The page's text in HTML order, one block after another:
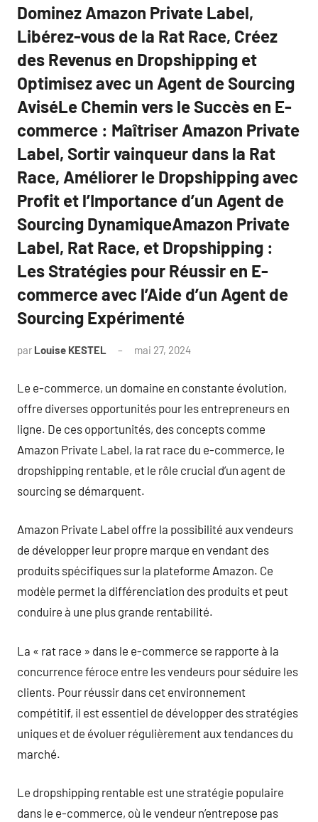
Dominez Amazon Private Label,
Libérez-vous de la Rat Race, Créez
des Revenus en Dropshipping et
Optimisez avec un Agent de Sourcing
AviséLe Chemin vers le Succès en E-
commerce : Maîtriser Amazon Private
Label, Sortir vainqueur dans la Rat
Race, Améliorer le Dropshipping avec
Profit et l’Importance d’un Agent de
Sourcing DynamiqueAmazon Private
Label, Rat Race, et Dropshipping :
Les Stratégies pour Réussir en E-
commerce avec l’Aide d’un Agent de
Sourcing Expérimenté
par Louise KESTEL mai 27, 2024
Le e-commerce, un domaine en constante évolution,
offre diverses opportunités pour les entrepreneurs en
ligne. De ces opportunités, des concepts comme
Amazon Private Label, la rat race du e-commerce, le
dropshipping rentable, et le rôle crucial d’un agent de
sourcing se démarquent.
Amazon Private Label offre la possibilité aux vendeurs
de développer leur propre marque en vendant des
produits spécifiques sur la plateforme Amazon. Ce
modèle permet la différenciation des produits et peut
conduire à une plus grande rentabilité.
La « rat race » dans le e-commerce se rapporte à la
concurrence féroce entre les vendeurs pour séduire les
clients. Pour réussir dans cet environnement
compétitif, il est essentiel de développer des stratégies
uniques et de évoluer régulièrement aux tendances du
marché.
Le dropshipping rentable est une stratégie populaire
dans le e-commerce, où le vendeur n’entrepose pas